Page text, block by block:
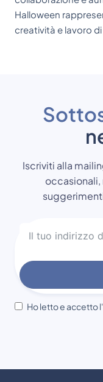
Halloween
creatività e lavoro
Iscriviti alla
occasionali,
Ho letto e accetto